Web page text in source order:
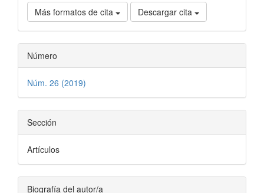
Más formatos de cita Descargar cita
Número
Núm. 26 (2019)
Sección
Artículos
Biografía del autor/a